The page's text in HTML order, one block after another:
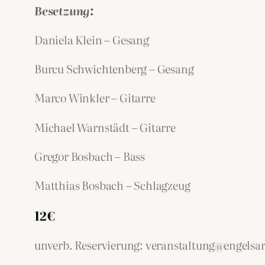
Besetzung:
Daniela Klein – Gesang
Burcu Schwichtenberg – Gesang
Marco Winkler – Gitarre
Michael Warnstädt – Gitarre
Gregor Bosbach – Bass
Matthias Bosbach – Schlagzeug
12€
unverb. Reservierung: